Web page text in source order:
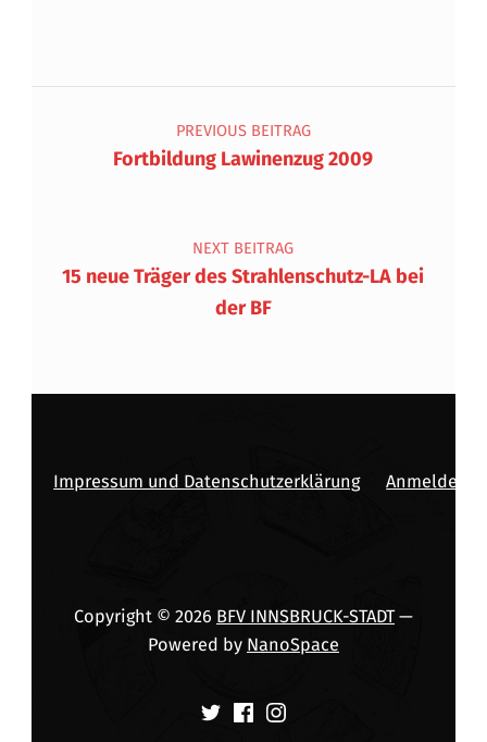
Beitragsnavigation
PREVIOUS BEITRAG
Fortbildung Lawinenzug 2009
NEXT BEITRAG
15 neue Träger des Strahlenschutz-LA bei
der BF
Impressum und Datenschutzerklärung Anmelden
Copyright © 2026 BFV INNSBRUCK-STADT—
Powered by NanoSpace